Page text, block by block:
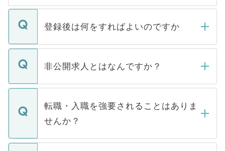
登録後は何をすればよいのですか
ご登録いただきましたら、弊社担当者がご
登録内容を確認し、その後メールもしくは
ます。通常、5営業日以内にはご連絡をせて
いただきますので、しばらくお待ちくださ
い。
非公開求人とはなんですか？
マイナビDOCTORで取り扱っている求人の
うち約3割は、Webサイトからご覧いただ
けない「非公開求人」です。非公開求人は
下記の理由によって、一般には公開してい
ません。
転職・入職を強要されることはありま
せんか？
転職・入職を強要することは一切ありませ